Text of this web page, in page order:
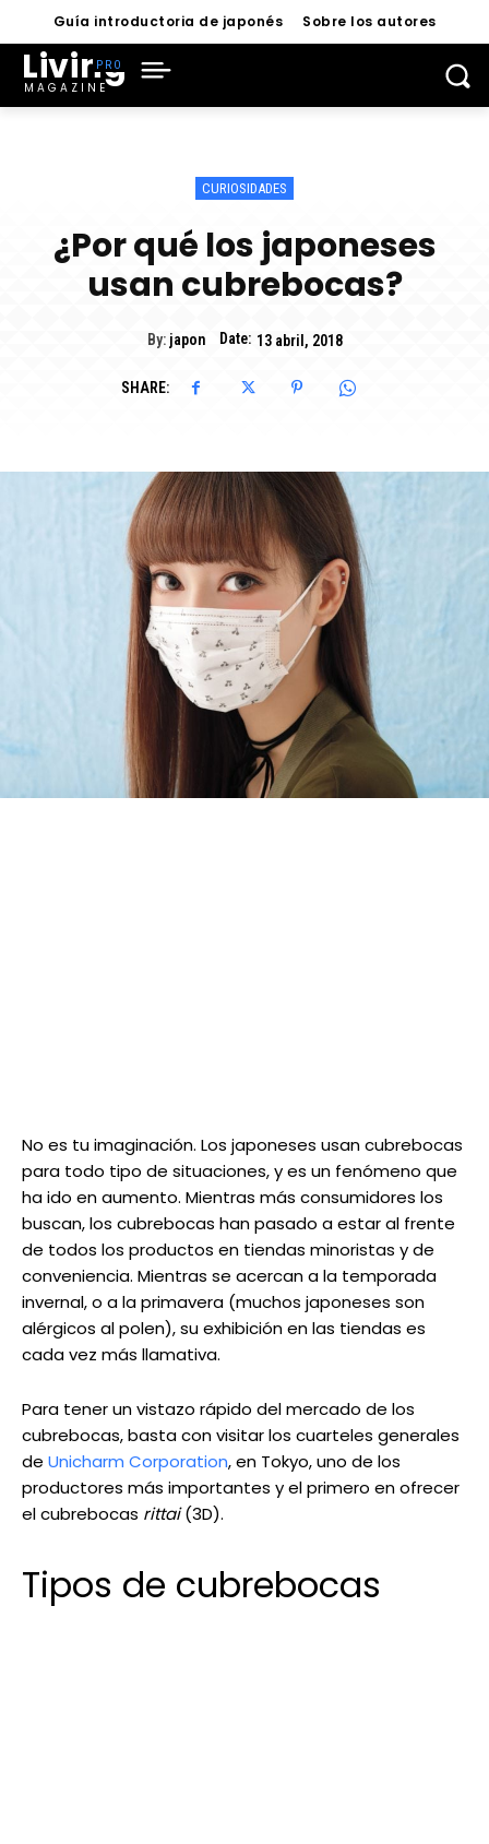
Guía introductoria de japonés Sobre los autores
Living
MAGAZINE
CURIOSIDADES
¿Por qué los japoneses
usan cubrebocas?
By: japon Date: 13 abril, 2018
SHARE:
No es tu imaginación. Los japoneses usan cubrebocas
para todo tipo de situaciones, y es un fenómeno que
ha ido en aumento. Mientras más consumidores los
buscan, los cubrebocas han pasado a estar al frente
de todos los productos en tiendas minoristas y de
conveniencia. Mientras se acercan a la temporada
invernal, o a la primavera (muchos japoneses son
alérgicos al polen), su exhibición en las tiendas es
cada vez más llamativa.
Para tener un vistazo rápido del mercado de los
cubrebocas, basta con visitar los cuarteles generales
de Unicharm Corporation, en Tokyo, uno de los
productores más importantes y el primero en ofrecer
el cubrebocas rittai(3D).
Tipos de cubrebocas